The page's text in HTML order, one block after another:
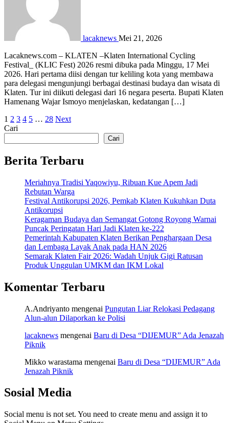
lacaknews Mei 21, 2026
Lacaknews.com – KLATEN –Klaten International Cycling
Festival_ (KLIC Fest) 2026 resmi dibuka pada Minggu, 17 Mei
2026. Hari pertama diisi dengan tur keliling kota yang membawa
para delegasi mengunjungi berbagai destinasi budaya dan wisata di
Klaten. Tur ini diikuti delegasi dari 16 negara peserta. Bupati Klaten
Hamenang Wajar Ismoyo menjelaskan, kedatangan […]
Paginasi
pos
1 2 3 4 5 … 28 Next
Cari
Cari
Berita Terbaru
Meriahnya Tradisi Yaqowiyu, Ribuan Kue Apem Jadi
Rebutan Warga
Festival Antikorupsi 2026, Pemkab Klaten Kukuhkan Duta
Antikorupsi
Keragaman Budaya dan Semangat Gotong Royong Warnai
Puncak Peringatan Hari Jadi Klaten ke-222
Pemerintah Kabupaten Klaten Berikan Penghargaan Desa
dan Lembaga Layak Anak pada HAN 2026
Semarak Klaten Fair 2026: Wadah Unjuk Gigi Ratusan
Produk Unggulan UMKM dan IKM Lokal
Komentar Terbaru
A.Andriyanto mengenai Pungutan Liar Relokasi Pedagang
Alun-alun Dilaporkan ke Polisi
lacaknews mengenai Baru di Desa “DIJEMUR” Ada Jenazah
Piknik
Mikko warastama mengenai Baru di Desa “DIJEMUR” Ada
Jenazah Piknik
Sosial Media
Social menu is not set. You need to create menu and assign it to